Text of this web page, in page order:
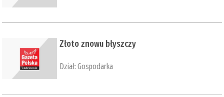
Złoto znowu błyszczy
Dział:Gospodarka